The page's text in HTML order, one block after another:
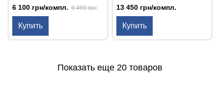
набор
6 100 грн/компл. 6 499 грн
Купить
Гитарный набор
13 450 грн/компл.
Купить
Показать еще 20 товаров